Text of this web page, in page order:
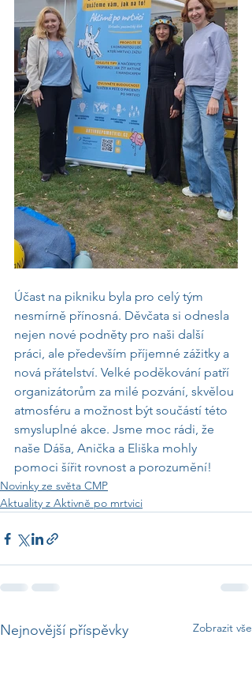
Účast na pikniku byla pro celý tým
nesmírně přínosná. Děvčata si odnesla
nejen nové podněty pro naši další
práci, ale především příjemné zážitky a
nová přátelství. Velké poděkování patří
organizátorům za milé pozvání, skvělou
atmosféru a možnost být součástí této
smysluplné akce. Jsme moc rádi, že
naše Dáša, Anička a Eliška mohly
pomoci šířit rovnost a porozumění!
Novinky ze světa CMP
Aktuality z Aktivně po mrtvici
Nejnovější příspěvky Zobrazit vše